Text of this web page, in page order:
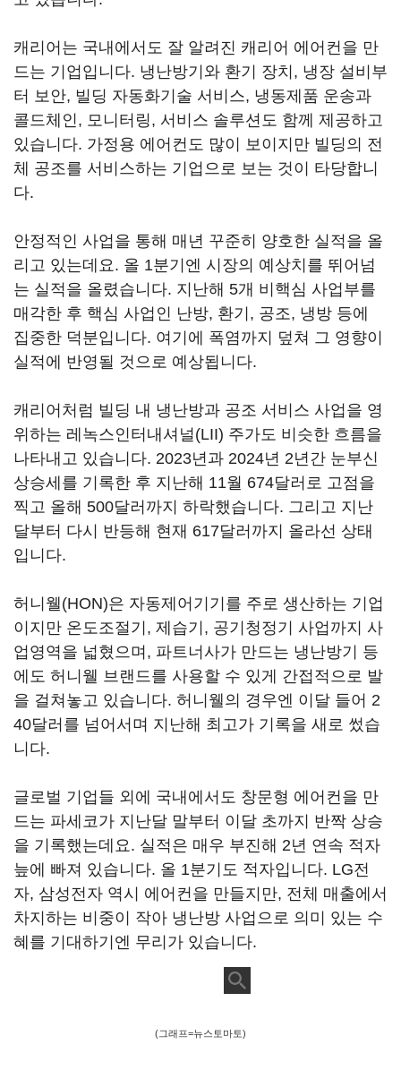
캐리어는 국내에서도 잘 알려진 캐리어 에어컨을 만
드는 기업입니다. 냉난방기와 환기 장치, 냉장 설비부
터 보안, 빌딩 자동화기술 서비스, 냉동제품 운송과
콜드체인, 모니터링, 서비스 솔루션도 함께 제공하고
있습니다. 가정용 에어컨도 많이 보이지만 빌딩의 전
체 공조를 서비스하는 기업으로 보는 것이 타당합니
다.
안정적인 사업을 통해 매년 꾸준히 양호한 실적을 올
리고 있는데요. 올 1분기엔 시장의 예상치를 뛰어넘
는 실적을 올렸습니다. 지난해 5개 비핵심 사업부를
매각한 후 핵심 사업인 난방, 환기, 공조, 냉방 등에
집중한 덕분입니다. 여기에 폭염까지 덮쳐 그 영향이
실적에 반영될 것으로 예상됩니다.
캐리어처럼 빌딩 내 냉난방과 공조 서비스 사업을 영
위하는 레녹스인터내셔널(LII) 주가도 비슷한 흐름을
나타내고 있습니다. 2023년과 2024년 2년간 눈부신
상승세를 기록한 후 지난해 11월 674달러로 고점을
찍고 올해 500달러까지 하락했습니다. 그리고 지난
달부터 다시 반등해 현재 617달러까지 올라선 상태
입니다.
허니웰(HON)은 자동제어기기를 주로 생산하는 기업
이지만 온도조절기, 제습기, 공기청정기 사업까지 사
업영역을 넓혔으며, 파트너사가 만드는 냉난방기 등
에도 허니웰 브랜드를 사용할 수 있게 간접적으로 발
을 걸쳐놓고 있습니다. 허니웰의 경우엔 이달 들어 2
40달러를 넘어서며 지난해 최고가 기록을 새로 썼습
니다.
글로벌 기업들 외에 국내에서도 창문형 에어컨을 만
드는 파세코가 지난달 말부터 이달 초까지 반짝 상승
을 기록했는데요. 실적은 매우 부진해 2년 연속 적자
늪에 빠져 있습니다. 올 1분기도 적자입니다. LG전
자, 삼성전자 역시 에어컨을 만들지만, 전체 매출에서
차지하는 비중이 작아 냉난방 사업으로 의미 있는 수
혜를 기대하기엔 무리가 있습니다.
(그래프=뉴스토마토)